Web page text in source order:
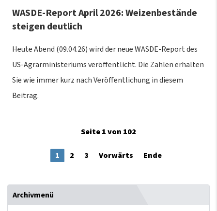
WASDE-Report April 2026: Weizenbestände
steigen deutlich
Heute Abend (09.04.26) wird der neue WASDE-Report des
US-Agrarministeriums veröffentlicht. Die Zahlen erhalten
Sie wie immer kurz nach Veröffentlichung in diesem
Beitrag.
Seite 1 von 102
1 2 3 Vorwärts Ende
Archivmenü